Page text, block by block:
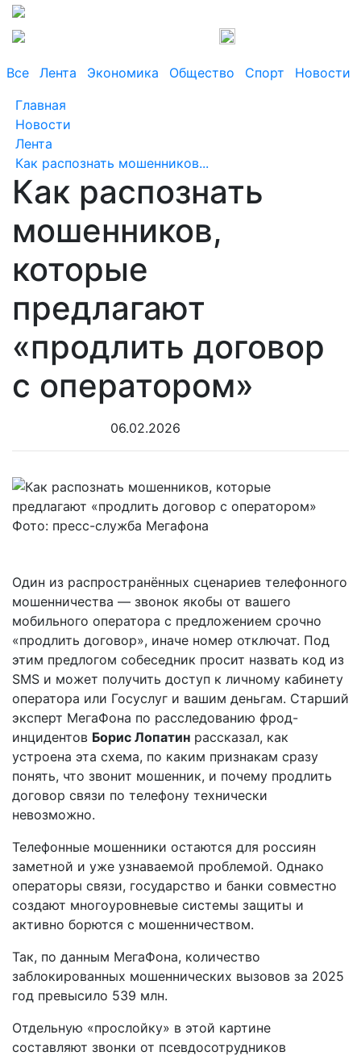
Все Лента Экономика Общество Спорт
Новости
Главная
Новости
Лента
Как распознать мошенников...
Как распознать
мошенников,
которые
предлагают
«продлить договор
с оператором»
06.02.2026
Фото: пресс-служба Мегафона
Один из распространённых сценариев телефонного
мошенничества — звонок якобы от вашего
мобильного оператора с предложением срочно
«продлить договор», иначе номер отключат. Под
этим предлогом собеседник просит назвать код из
SMS и может получить доступ к личному кабинету
оператора или Госуслуг и вашим деньгам. Старший
эксперт МегаФона по расследованию фрод-
инцидентов Борис Лопатин рассказал, как
устроена эта схема, по каким признакам сразу
понять, что звонит мошенник, и почему продлить
договор связи по телефону технически
невозможно.
Телефонные мошенники остаются для россиян
заметной и уже узнаваемой проблемой. Однако
операторы связи, государство и банки совместно
создают многоуровневые системы защиты и
активно борются с мошенничеством.
Так, по данным МегаФона, количество
заблокированных мошеннических вызовов за 2025
год превысило 539 млн.
Отдельную «прослойку» в этой картине
составляют звонки от псевдосотрудников